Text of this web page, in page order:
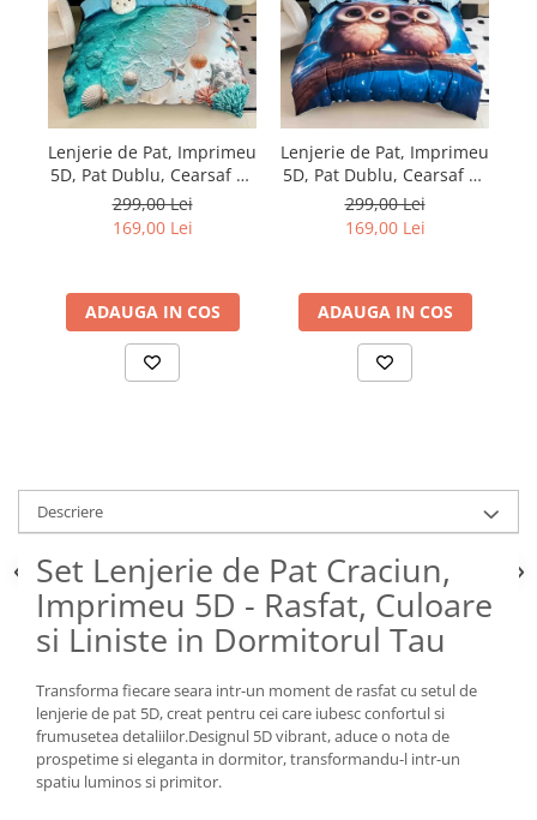
Lenjerie de Pat, Imprimeu
5D, Pat Dublu, Cearsaf cu
Elastic
299,00 Lei
169,00 Lei
ADAUGA IN COS
Lenjerie de Pat, Imprimeu
5D, Pat Dublu, Cearsaf cu
Elastic
299,00 Lei
169,00 Lei
ADAUGA IN COS
Descriere
Set Lenjerie de Pat Craciun,
Imprimeu 5D - Rasfat, Culoare
si Liniste in Dormitorul Tau
Transforma fiecare seara intr-un moment de rasfat cu setul de
lenjerie de pat 5D, creat pentru cei care iubesc confortul si
frumusetea detaliilor.Designul 5D vibrant, aduce o nota de
prospetime si eleganta in dormitor, transformandu-l intr-un
spatiu luminos si primitor.